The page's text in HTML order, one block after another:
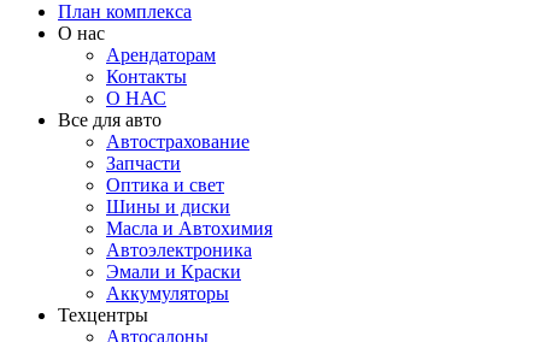
План комплекса
О нас
Арендаторам
Контакты
О НАС
Все для авто
Автострахование
Запчасти
Оптика и свет
Шины и диски
Масла и Автохимия
Автоэлектроника
Эмали и Краски
Аккумуляторы
Техцентры
Автосалоны